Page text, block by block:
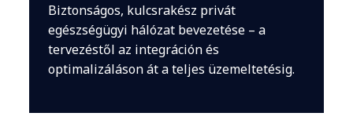
Biztonságos, kulcsrakész privát
egészségügyi hálózat bevezetése – a
tervezéstől az integráción és
optimalizáláson át a teljes üzemeltetésig.